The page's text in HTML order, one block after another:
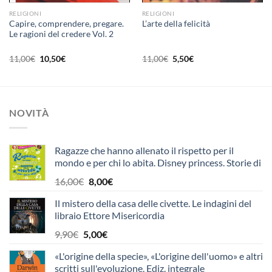
RELIGIONI
Capire, comprendere, pregare.
Le ragioni del credere Vol. 2
11,00€ Il
prezzo
10,50€Il
RELIGIONI
L’arte della felicità
11,00€ Il
prezzo
5,50€Il
NOVITÀ
Ragazze che hanno allenato il rispetto per il
mondo e per chi lo abita. Disney princess. Storie di
16,00€ Il
originale
era:
16,00€.
8,00€Il
attuale
è:
Il mistero della casa delle civette. Le indagini del
libraio Ettore Misericordia
9,90€ Il
originale
5,00€Il
attuale
«L'origine della specie», «L'origine dell'uomo» e altri
scritti sull'evoluzione. Ediz. integrale